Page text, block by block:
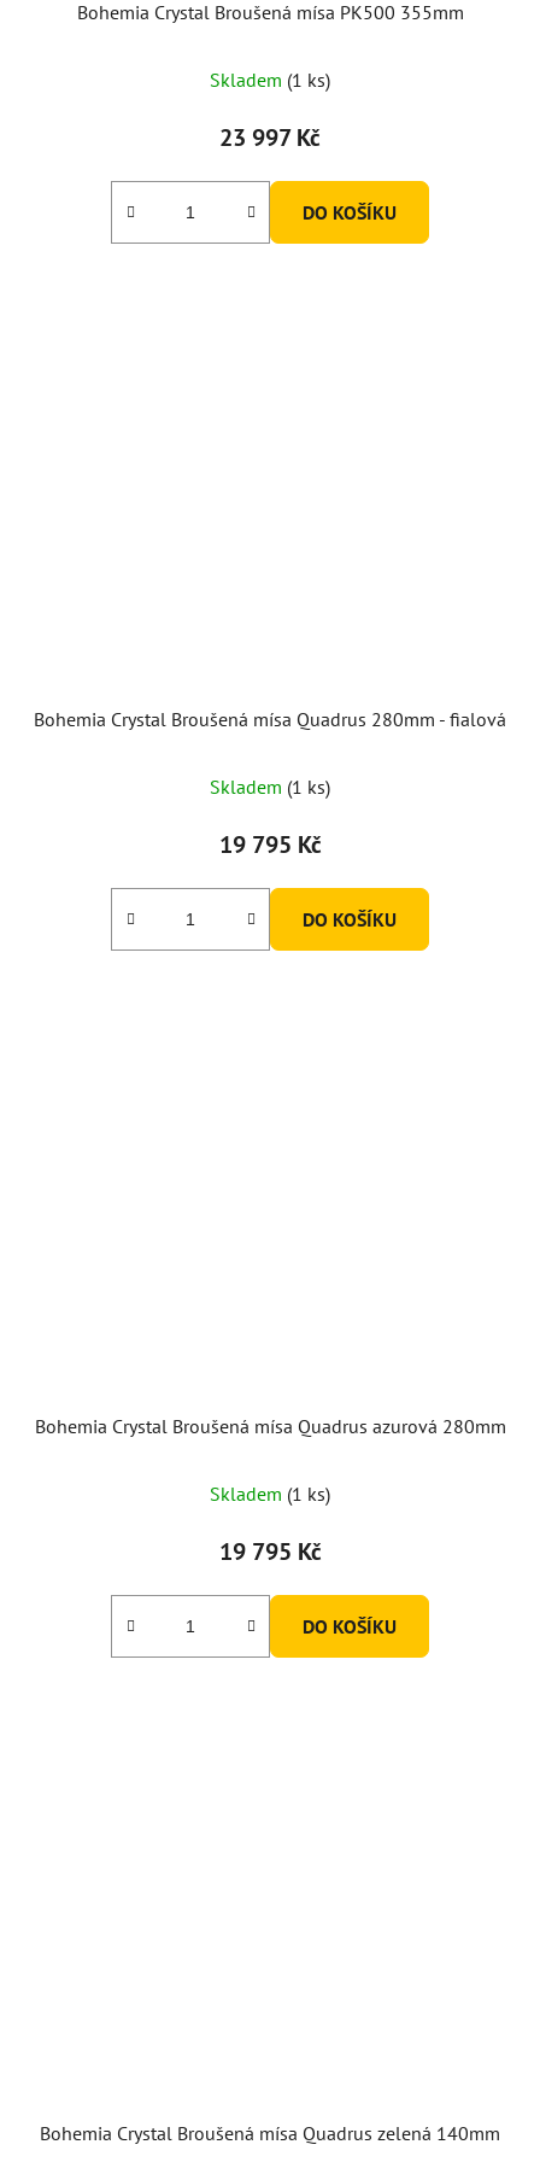
Bohemia Crystal Broušená mísa PK500 355mm
Skladem (1 ks)
23 997 Kč
DO KOŠÍKU
Bohemia Crystal Broušená mísa Quadrus 280mm - fialová
Skladem (1 ks)
19 795 Kč
DO KOŠÍKU
Bohemia Crystal Broušená mísa Quadrus azurová 280mm
Skladem (1 ks)
19 795 Kč
DO KOŠÍKU
Bohemia Crystal Broušená mísa Quadrus zelená 140mm